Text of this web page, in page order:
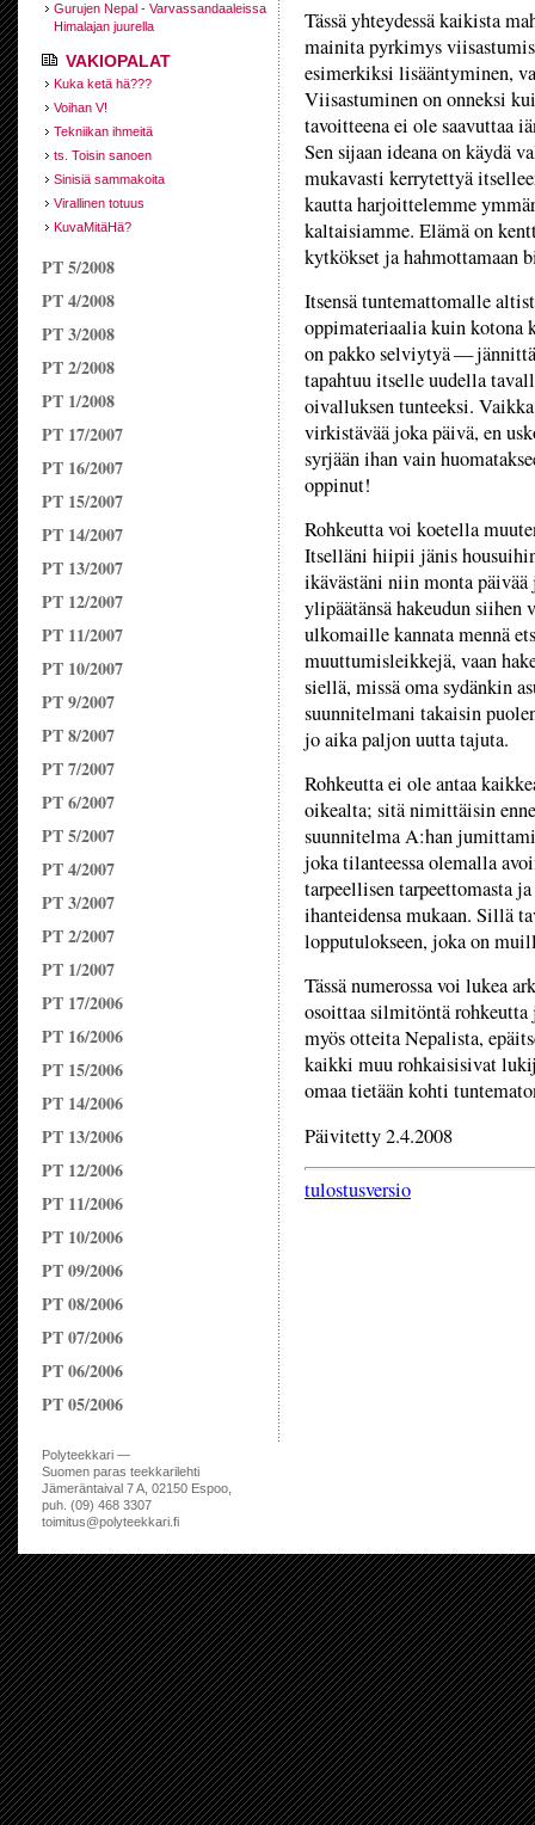
Gurujen Nepal - Varvassandaaleissa
Himalajan juurella
VAKIOPALAT
Kuka ketä hä???
Voihan V!
Tekniikan ihmeitä
ts. Toisin sanoen
Sinisiä sammakoita
Virallinen totuus
KuvaMitäHä?
PT 5/2008
PT 4/2008
PT 3/2008
PT 2/2008
PT 1/2008
PT 17/2007
PT 16/2007
PT 15/2007
PT 14/2007
PT 13/2007
PT 12/2007
PT 11/2007
PT 10/2007
PT 9/2007
PT 8/2007
PT 7/2007
PT 6/2007
PT 5/2007
PT 4/2007
PT 3/2007
PT 2/2007
PT 1/2007
PT 17/2006
PT 16/2006
PT 15/2006
PT 14/2006
PT 13/2006
PT 12/2006
PT 11/2006
PT 10/2006
PT 09/2006
PT 08/2006
PT 07/2006
PT 06/2006
PT 05/2006
Tässä yhteydessä kaikista
mainita pyrkimys
esimerkiksi lisääntyminen,
Viisastuminen on onneksi
tavoitteena ei ole saavuttaa
Sen sijaan ideana on käydä
mukavasti kerrytettyä
kautta harjoittelemme
kaltaisiamme. Elämä on
kytkökset ja hahmottamaan
Itsensä tuntemattomalle
oppimateriaalia kuin kotona
on pakko selviytyä —
tapahtuu itselle uudella
oivalluksen tunteeksi.
virkistävää joka päivä, en
syrjään ihan vain
oppinut!
Rohkeutta voi koetella
Itselläni hiipii jänis
ikävästäni niin monta päivää
ylipäätänsä hakeudun siihen
ulkomaille kannata mennä
muuttumisleikkejä, vaan
siellä, missä oma sydänkin
suunnitelmani takaisin
jo aika paljon uutta tajuta.
Rohkeutta ei ole antaa
oikealta; sitä nimittäisin
suunnitelma A:han
joka tilanteessa olemalla
tarpeellisen tarpeettomasta
ihanteidensa mukaan. Sillä
lopputulokseen, joka on
Tässä numerossa voi lukea
osoittaa silmitöntä rohkeutta
myös otteita Nepalista,
kaikki muu rohkaisisivat
omaa tietään kohti
Päivitetty 2.4.2008
tulostusversio
Polyteekkari —
Suomen paras teekkarilehti
Jämeräntaival 7 A, 02150 Espoo,
puh. (09) 468 3307
toimitus@polyteekkari.fi